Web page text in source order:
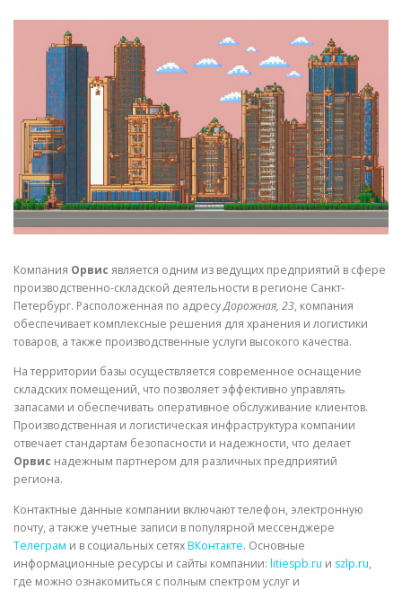
СВОЙСТВА МЕТАЛЛОВ СОРТА МЕТАЛЛОВ
СТАТЬИ
Компания Орвис является одним из ведущих предприятий в сфере
производственно-складской деятельности в регионе Санкт-
Петербург. Расположенная по адресуДорожная, 23, компания
обеспечивает комплексные решения для хранения и логистики
товаров, а также производственные услуги высокого качества.
На территории базы осуществляется современное оснащение
складских помещений, что позволяет эффективно управлять
запасами и обеспечивать оперативное обслуживание клиентов.
Производственная и логистическая инфраструктура компании
отвечает стандартам безопасности и надежности, что делает
Орвис надежным партнером для различных предприятий
региона.
Контактные данные компании включают телефон, электронную
почту, а также учетные записи в популярной мессенджере
Телеграм и в социальных сетяхВКонтакте. Основные
информационные ресурсы и сайты компании: litiespb.ru и szlp.ru,
где можно ознакомиться с полным спектром услуг и